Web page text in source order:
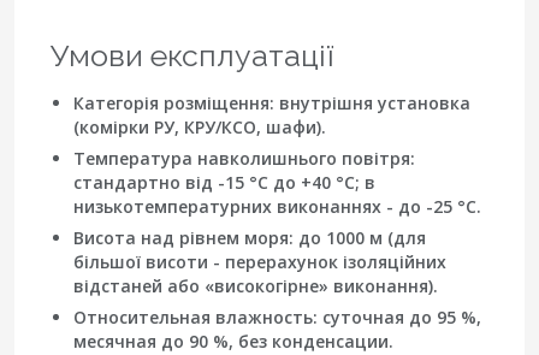
Умови експлуатації
Категорія розміщення: внутрішня установка
(комірки РУ, КРУ/КСО, шафи).
Температура навколишнього повітря:
стандартно від -15 °C до +40 °C; в
низькотемпературних виконаннях - до -25 °C.
Висота над рівнем моря: до 1000 м (для
більшої висоти - перерахунок ізоляційних
відстаней або «високогірне» виконання).
Относительная влажность: суточная до 95 %,
месячная до 90 %, без конденсации.